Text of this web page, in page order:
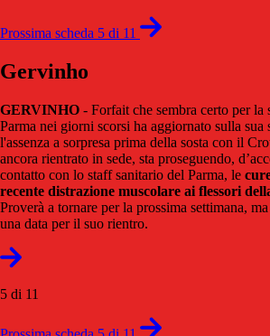
Prossima scheda 5 di 11
Gervinho
GERVINHO - Forfait che sembra certo per
Parma nei giorni scorsi ha aggiornato sulla sua
l'assenza a sorpresa prima della sosta con il
ancora rientrato in sede, sta proseguendo,
contatto con lo staff sanitario del Parma, le
recente distrazione muscolare ai flessori
Proverà a tornare per la prossima settimana,
una data per il suo rientro.
5 di 11